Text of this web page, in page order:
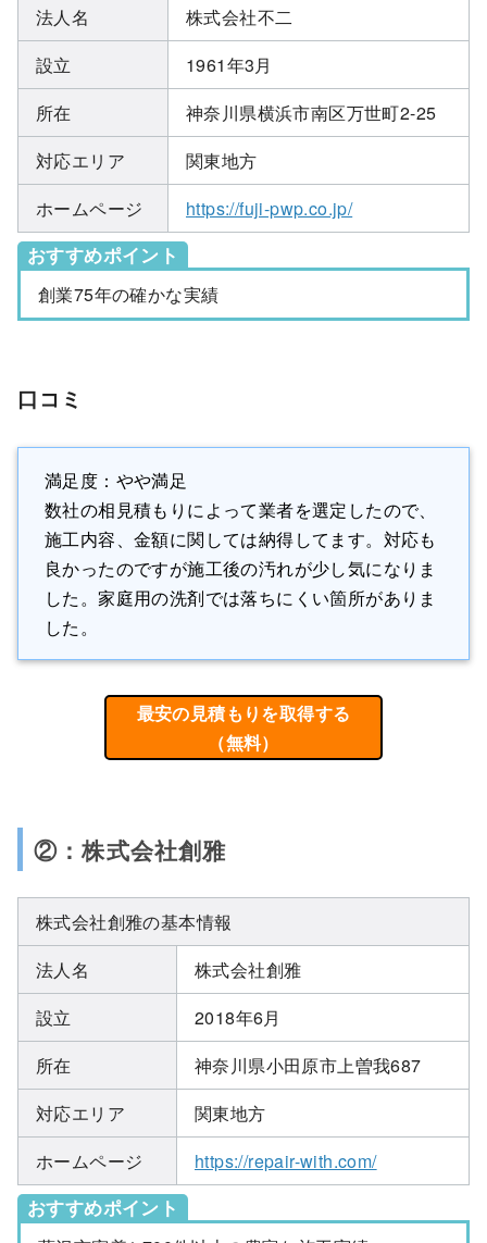
法人名
株式会社不二
設立
1961年3月
所在
神奈川県横浜市南区万世町2-25
対応エリア
関東地方
ホームページ
https://fuji-pwp.co.jp/
おすすめポイント
創業75年の確かな実績
口コミ
満足度：やや満足
数社の相見積もりによって業者を選定したので、
施工内容、金額に関しては納得してます。対応も
良かったのですが施工後の汚れが少し気になりま
した。家庭用の洗剤では落ちにくい箇所がありま
した。
最安の見積もりを取得する
（無料）
②：株式会社創雅
株式会社創雅の基本情報
法人名
株式会社創雅
設立
2018年6月
所在
神奈川県小田原市上曽我687
対応エリア
関東地方
ホームページ
https://repair-with.com/
おすすめポイント